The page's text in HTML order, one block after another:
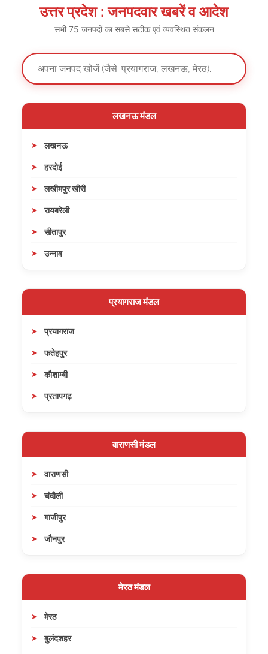
उत्तर प्रदेश : जनपदवार खबरें व आदेश
सभी 75 जनपदों का सबसे सटीक एवं व्यवस्थित संकलन
लखनऊ मंडल
लखनऊ
हरदोई
लखीमपुर खीरी
रायबरेली
सीतापुर
उन्नाव
प्रयागराज मंडल
प्रयागराज
फतेहपुर
कौशाम्बी
प्रतापगढ़
वाराणसी मंडल
वाराणसी
चंदौली
गाजीपुर
जौनपुर
मेरठ मंडल
मेरठ
बुलंदशहर